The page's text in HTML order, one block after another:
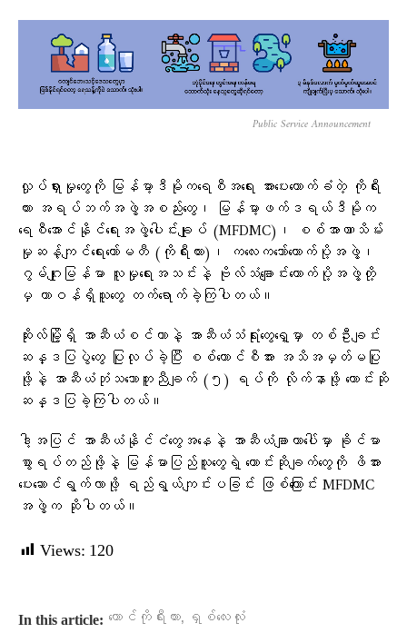
Public Service Announcement
လှုပ်ရှားမှုတွေကို မြန်မာ့ဒီမိုကရေစီအရေး အားပေးထောက်ခံတဲ့ ကိုရီး
ယား အရပ်ဘက်အဖွဲ့အစည်းတွေ၊ မြန်မာ့ဖက်ဒရယ်ဒီမိုက
ရေစီအောင်နိုင်ရေးအဖွဲ့ပေါင်းချုပ် (MFDMC)၊ စစ်အာဏာသိမ်း
မှုဆန့်ကျင်ရေးကော်မတီ (ကိုရီးယား)၊ ကလေးကဘော်ထောက်ပို့အဖွဲ့၊
ဂွမ်ဂျုးမြန်မာ လူမှုရေးအသင်းနဲ့ ဗိုလ်သံချောင်းထောက်ပို့အဖွဲ့တို့
မှ တာဝန်ရှိသူတွေ တက်ရောက်ခဲ့ကြပါတယ်။
ဆိုးလ်မြို့ရှိ အာဆီယံစင်တာနဲ့ အာဆီယံသံရုံးတွေရှေ့မှာ တစ်ဦးချင်း
ဆန္ဒပြပွဲတွေ ပြုလုပ်ခဲ့ပြီး စစ်ကောင်စီအား အသိအမှတ်မပြု
ဖို့နဲ့ အာဆီယံဘုံသဘောတူညီချက် (၅) ရပ်ကို လိုက်နာဖို့ တောင်းဆို
ဆန္ဒပြခဲ့ကြပါတယ်။
ဒါ့အပြင် အာဆီယံနိုင်ငံတွေအနေနဲ့ အာဆီယံချာတာပေါ်မှာ ခိုင်မာ
စွာရပ်တည်ဖို့နဲ့ မြန်မာပြည်သူတွေရဲ့ တောင်းဆိုချက်တွေကို ဖိအား
ပေးဆောင်ရွက်လာဖို့ ရည်ရွယ်ကျင်းပခြင်း ဖြစ်ကြောင်း MFDMC
အဖွဲ့က ဆိုပါတယ်။
Views: 120
In this article: တောင်ကိုရီးယား, ရှစ်လေးလုံး